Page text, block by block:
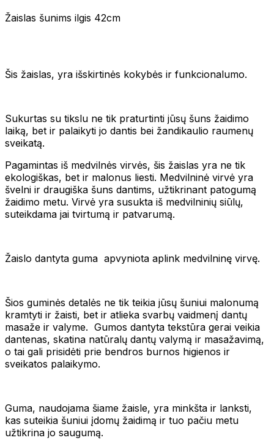
Žaislas šunims ilgis 42cm
Šis žaislas, yra išskirtinės kokybės ir funkcionalumo.
Sukurtas su tikslu ne tik praturtinti jūsų šuns žaidimo
laiką, bet ir palaikyti jo dantis bei žandikaulio raumenų
sveikatą.
Pagamintas iš medvilnės virvės, šis žaislas yra ne tik
ekologiškas, bet ir malonus liesti. Medvilninė virvė yra
švelni ir draugiška šuns dantims, užtikrinant patogumą
žaidimo metu. Virvė yra susukta iš medvilninių siūlų,
suteikdama jai tvirtumą ir patvarumą.
Žaislo dantyta guma apvyniota aplink medvilninę virvę.
Šios guminės detalės ne tik teikia jūsų šuniui malonumą
kramtyti ir žaisti, bet ir atlieka svarbų vaidmenį dantų
masaže ir valyme. Gumos dantyta tekstūra gerai veikia
dantenas, skatina natūralų dantų valymą ir masažavimą,
o tai gali prisidėti prie bendros burnos higienos ir
sveikatos palaikymo.
Guma, naudojama šiame žaisle, yra minkšta ir lanksti,
kas suteikia šuniui įdomų žaidimą ir tuo pačiu metu
užtikrina jo saugumą.